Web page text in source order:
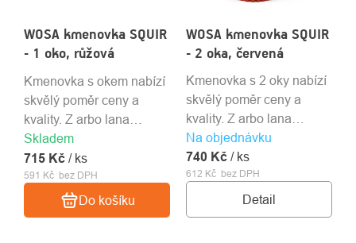
WOSA kmenovka SQUIR
- 1 oko, růžová
Skladem
591 Kč bez DPH
715 Kč / ks
Do košíku
Kmenovka s okem nabízí
skvělý poměr ceny a
kvality. Z arbo lana
Courant Squir. Pevnostní
šití kryto bužírkou s
lepením.
WOSA kmenovka SQUIR
- 2 oka, červená
Na objednávku
612 Kč bez DPH
740 Kč / ks
Detail
Kmenovka s 2 oky nabízí
skvělý poměr ceny a
kvality. Z arbo lana
Courant Squir. Pevnostní
šití kryto bužírkou s
lepením.